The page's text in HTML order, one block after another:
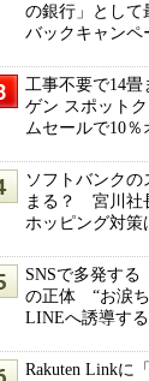
の銀行」として
バックキャンペ
工事不要で14
ゲン スポット
ムセールで10％
ソフトバンク
まる？ 宮川社
ホッピング対策
SNSで多発する
の正体 “お涙ち
LINEへ誘導す
Rakuten Linkに